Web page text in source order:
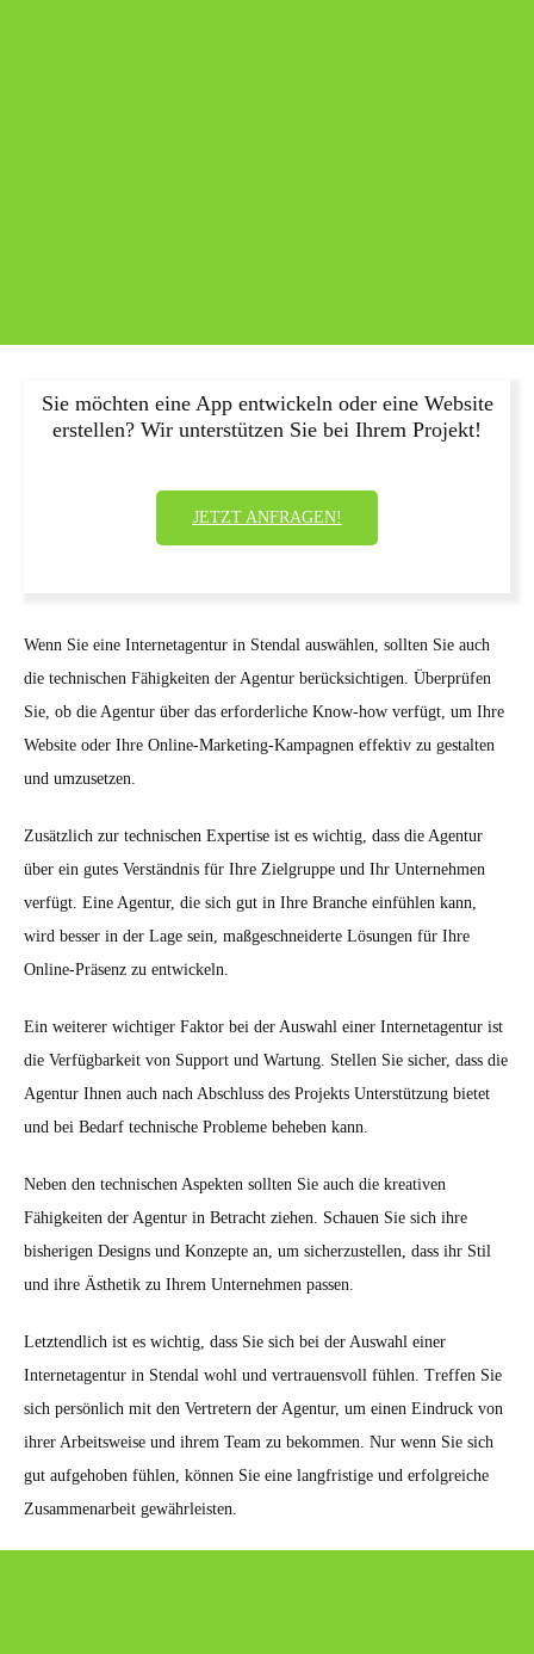
Sie möchten eine App entwickeln oder eine Website
erstellen? Wir unterstützen Sie bei Ihrem Projekt!
JETZT ANFRAGEN!
Wenn Sie eine Internetagentur in Stendal auswählen, sollten Sie auch
die technischen Fähigkeiten der Agentur berücksichtigen. Überprüfen
Sie, ob die Agentur über das erforderliche Know-how verfügt, um Ihre
Website oder Ihre Online-Marketing-Kampagnen effektiv zu gestalten
und umzusetzen.
Zusätzlich zur technischen Expertise ist es wichtig, dass die Agentur
über ein gutes Verständnis für Ihre Zielgruppe und Ihr Unternehmen
verfügt. Eine Agentur, die sich gut in Ihre Branche einfühlen kann,
wird besser in der Lage sein, maßgeschneiderte Lösungen für Ihre
Online-Präsenz zu entwickeln.
Ein weiterer wichtiger Faktor bei der Auswahl einer Internetagentur ist
die Verfügbarkeit von Support und Wartung. Stellen Sie sicher, dass die
Agentur Ihnen auch nach Abschluss des Projekts Unterstützung bietet
und bei Bedarf technische Probleme beheben kann.
Neben den technischen Aspekten sollten Sie auch die kreativen
Fähigkeiten der Agentur in Betracht ziehen. Schauen Sie sich ihre
bisherigen Designs und Konzepte an, um sicherzustellen, dass ihr Stil
und ihre Ästhetik zu Ihrem Unternehmen passen.
Letztendlich ist es wichtig, dass Sie sich bei der Auswahl einer
Internetagentur in Stendal wohl und vertrauensvoll fühlen. Treffen Sie
sich persönlich mit den Vertretern der Agentur, um einen Eindruck von
ihrer Arbeitsweise und ihrem Team zu bekommen. Nur wenn Sie sich
gut aufgehoben fühlen, können Sie eine langfristige und erfolgreiche
Zusammenarbeit gewährleisten.